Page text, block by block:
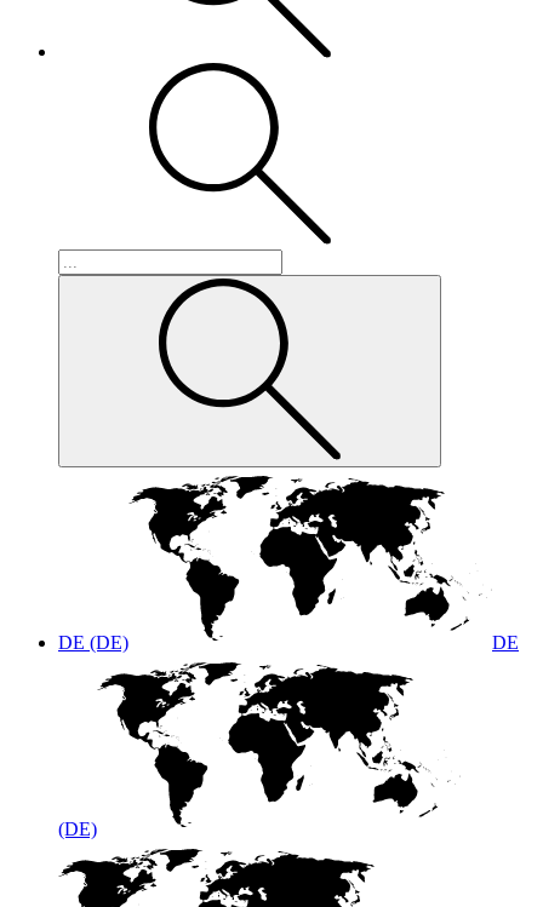
DE (DE) DE
(DE)